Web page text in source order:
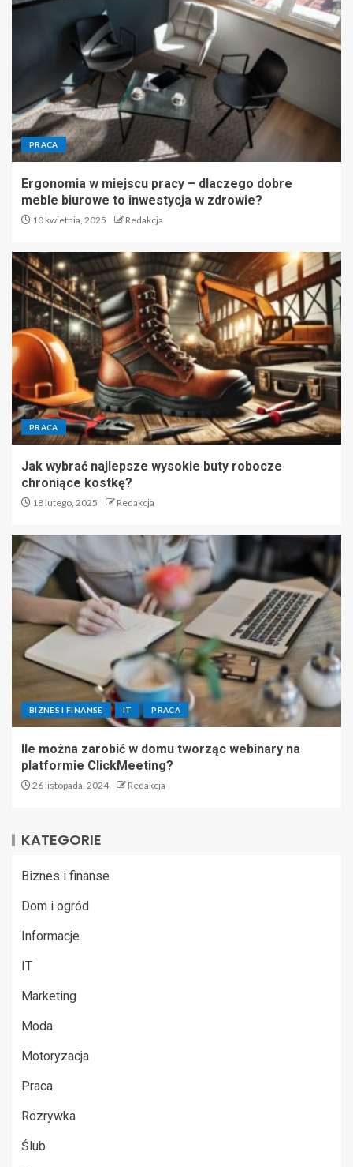
PRACA
Ergonomia w miejscu pracy – dlaczego dobre
meble biurowe to inwestycja w zdrowie?
10 kwietnia, 2025 Redakcja
PRACA
Jak wybrać najlepsze wysokie buty robocze
chroniące kostkę?
18 lutego, 2025 Redakcja
BIZNES I FINANSE IT PRACA
Ile można zarobić w domu tworząc webinary na
platformie ClickMeeting?
26 listopada, 2024 Redakcja
KATEGORIE
Biznes i finanse
Dom i ogród
Informacje
IT
Marketing
Moda
Motoryzacja
Praca
Rozrywka
Ślub